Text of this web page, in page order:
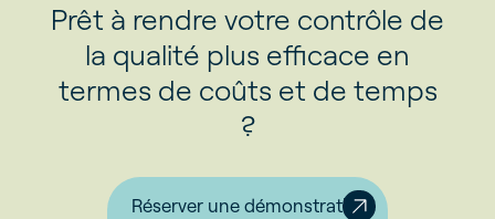
Prêt à rendre votre contrôle de
la qualité plus efficace en
termes de coûts et de temps
?
Réserver une démonstration